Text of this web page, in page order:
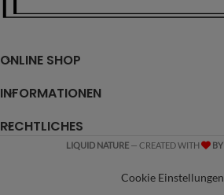
ONLINE SHOP
INFORMATIONEN
RECHTLICHES
LIQUID NATURE — CREATED WITH BY
Cookie Einstellungen